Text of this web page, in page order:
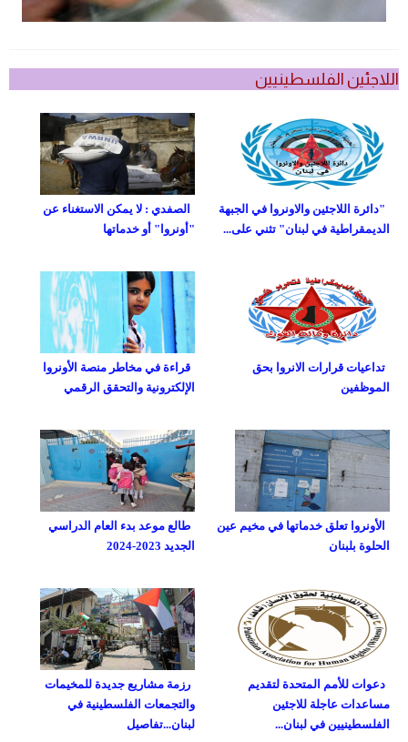
اللاجئين الفلسطينيين
الصفدي : لا يمكن الاستغناء عن
"أونروا" أو خدماتها
"دائرة اللاجئين والاونروا في الجبهة
الديمقراطية في لبنان" تثني على...
قراءة في مخاطر منصة الأونروا
الإلكترونية والتحقق الرقمي
تداعيات قرارات الانروا بحق
الموظفين
طالع موعد بدء العام الدراسي
الجديد 2023-2024
الأونروا تعلق خدماتها في مخيم عين
الحلوة بلبنان
رزمة مشاريع جديدة للمخيمات
والتجمعات الفلسطينية في
لبنان...تفاصيل
دعوات للأمم المتحدة لتقديم
مساعدات عاجلة للاجئين
الفلسطينيين في لبنان...